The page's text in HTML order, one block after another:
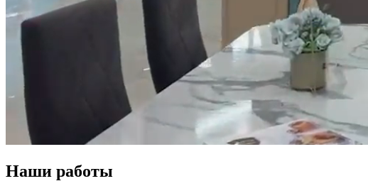
Наши работы